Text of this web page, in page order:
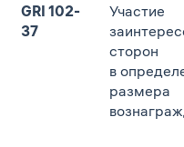
GRI 102-
37
Участие
сторон
в
размера